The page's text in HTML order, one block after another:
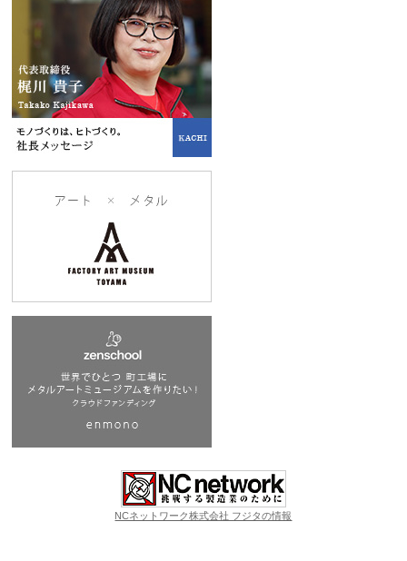
NCネットワーク株式会社 フジタの情報